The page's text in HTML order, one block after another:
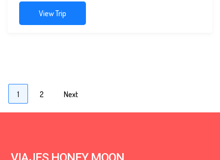
View Trip
Paginación
de
entradas
Page
1 Page
2 Next